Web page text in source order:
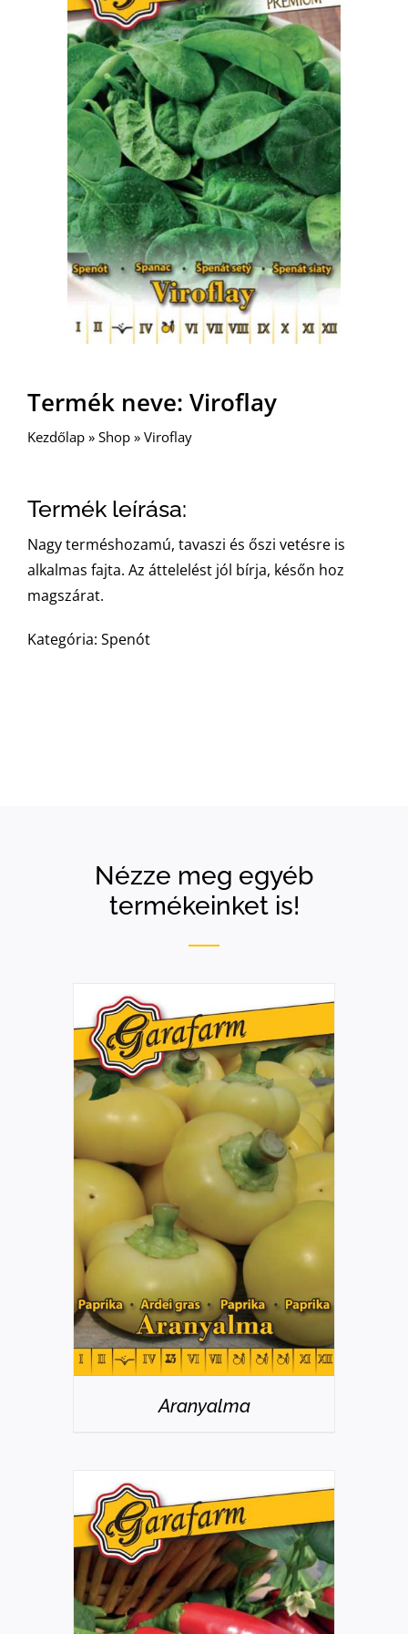
MAGYAR
Termék neve: Viroflay
Kezdőlap » Shop » Viroflay
Termék leírása:
Nagy terméshozamú, tavaszi és őszi vetésre is
alkalmas fajta. Az áttelelést jól bírja, későn hoz
magszárat.
Kategória: Spenót
Nézze meg egyéb
termékeinket is!
RÉSZLETEK
Aranyalma